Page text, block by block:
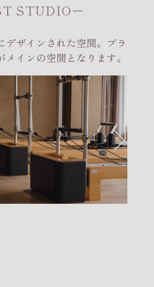
STUDIOー
デザインされた空間。プラ
インの空間となります。